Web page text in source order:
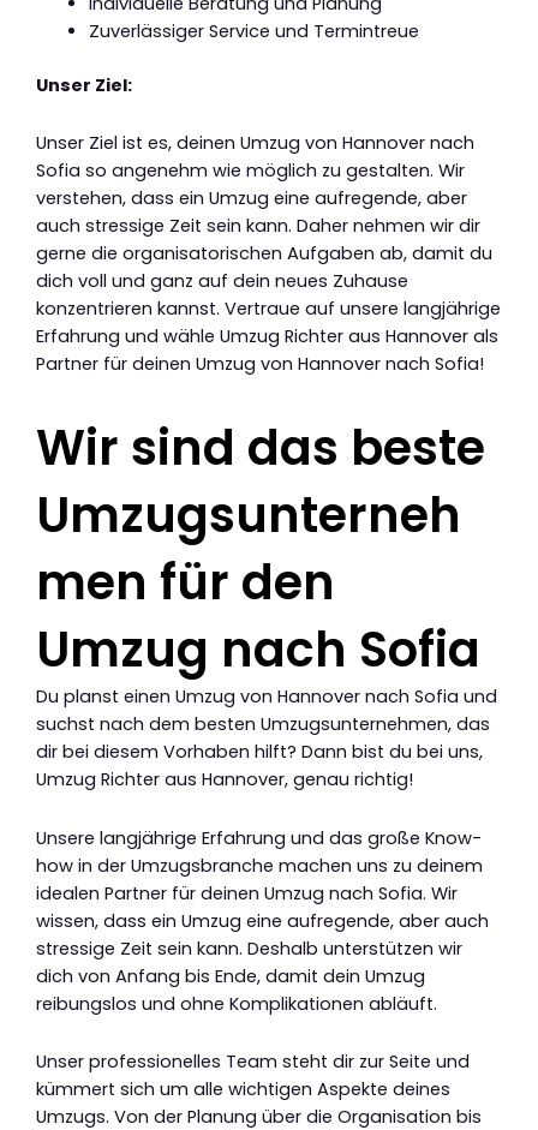
Zuverlässiger Service und Termintreue
Unser Ziel:
Unser Ziel ist es, deinen Umzug von Hannover nach
Sofia so angenehm wie möglich zu gestalten. Wir
verstehen, dass ein Umzug eine aufregende, aber
auch stressige Zeit sein kann. Daher nehmen wir dir
gerne die organisatorischen Aufgaben ab, damit du
dich voll und ganz auf dein neues Zuhause
konzentrieren kannst. Vertraue auf unsere langjährige
Erfahrung und wähle Umzug Richter aus Hannover als
Partner für deinen Umzug von Hannover nach Sofia!
Wir sind das beste
Umzugsunterneh
men für den
Umzug nach Sofia
Du planst einen Umzug von Hannover nach Sofia und
suchst nach dem besten Umzugsunternehmen, das
dir bei diesem Vorhaben hilft? Dann bist du bei uns,
Umzug Richter aus Hannover, genau richtig!
Unsere langjährige Erfahrung und das große Know-
how in der Umzugsbranche machen uns zu deinem
idealen Partner für deinen Umzug nach Sofia. Wir
wissen, dass ein Umzug eine aufregende, aber auch
stressige Zeit sein kann. Deshalb unterstützen wir
dich von Anfang bis Ende, damit dein Umzug
reibungslos und ohne Komplikationen abläuft.
Unser professionelles Team steht dir zur Seite und
kümmert sich um alle wichtigen Aspekte deines
Umzugs. Von der Planung über die Organisation bis